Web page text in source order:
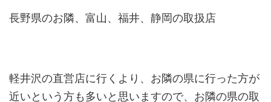
長野県のお隣、富山、福井、静岡の取扱店
軽井沢の直営店に行くより、お隣の県に行った方が
近いという方も多いと思いますので、お隣の県の取